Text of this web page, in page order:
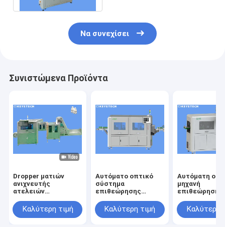
Να συνεχίσει
Συνιστώμενα Προϊόντα
Dropper ματιών
ανιχνευτής
ατελειών
επιθεώρησης ΚΑΠ
μπουκαλιών για την
Καλύτερη τιμή
Αυτόματο οπτικό
σύστημα
επιθεώρησης
για τον ποιοτικό
έλεγχο εικόνας
Καλύτερη τιμή
Αυτόματη
μηχανή
επιθεώρησης
ατέλειας
επιφάνειας
Καλύτερη